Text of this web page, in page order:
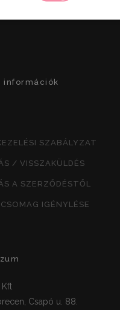
információk
SZABÁLYZAT
/ VISSZAKÜLDÉS
A SZERZŐDÉSTŐL
IGÉNYLÉSE
Csapó u. 88.